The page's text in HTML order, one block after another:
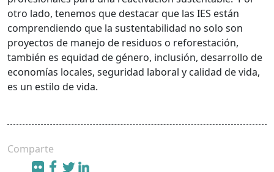
otro lado, tenemos que destacar que las IES están
comprendiendo que la sustentabilidad no solo son
proyectos de manejo de residuos o reforestación,
también es equidad de género, inclusión, desarrollo de
economías locales, seguridad laboral y calidad de vida,
es un estilo de vida.
Comparte